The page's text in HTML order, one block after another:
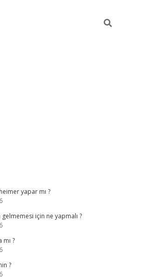
yapar mı ?
için ne yapmalı ?
?
?